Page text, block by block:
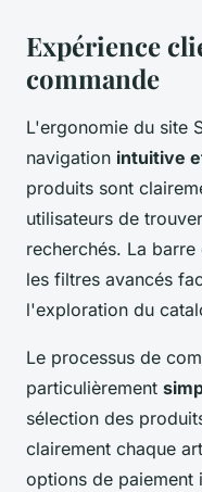
Expérience
commande
L'ergonomie du site
navigation intuitive
produits sont
utilisateurs de
recherchés. La
les filtres avancés
l'exploration du
Le processus de
particulièrement
sélection des
clairement chaque
options de paiement